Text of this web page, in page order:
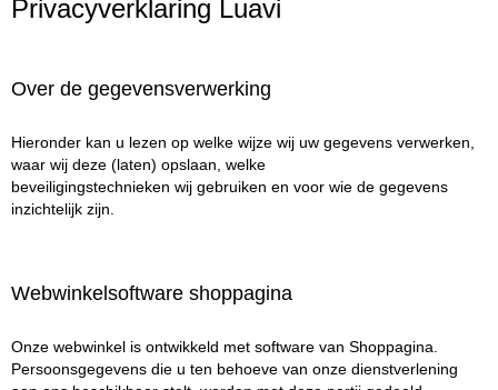
Privacyverklaring Luavi
Over de gegevensverwerking
Hieronder kan u lezen op welke wijze wij uw gegevens verwerken,
waar wij deze (laten) opslaan, welke
beveiligingstechnieken wij gebruiken en voor wie de gegevens
inzichtelijk zijn.
Webwinkelsoftware shoppagina
Onze webwinkel is ontwikkeld met software van Shoppagina.
Persoonsgegevens die u ten behoeve van onze dienstverlening